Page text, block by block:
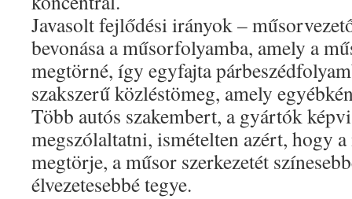
Javasolt fejlődési irányok –
bevonása a műsorfolyamba, amely a
megtörné, így egyfajta
szakszerű közléstömeg, amely
Több autós szakembert, a gyártók
megszólaltatni, ismételten azért, hogy
megtörje, a műsor szerkezetét
élvezetesebbé tegye.